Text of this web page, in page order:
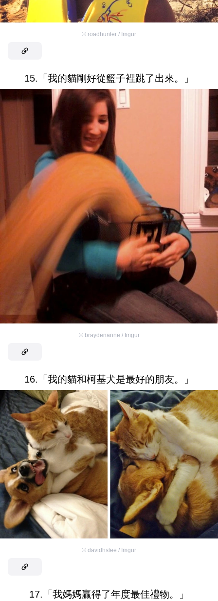
© roadhunter / Imgur
15.「我的貓剛好從籃子裡跳了出來。」
© braydenanne / Imgur
16.「我的貓和柯基犬是最好的朋友。」
© davidhslee / Imgur
17.「我媽媽贏得了年度最佳禮物。」